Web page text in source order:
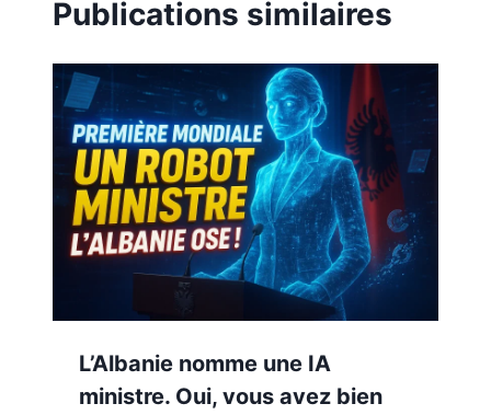
Publications similaires
L’Albanie nomme une IA
ministre. Oui, vous avez bien